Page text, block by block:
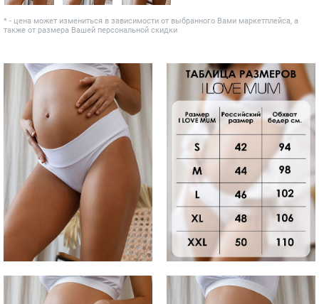
* - цена может измениться в зависимости от выбранного Вами маркетплейса, а
также от размера Вашей персональной скидки